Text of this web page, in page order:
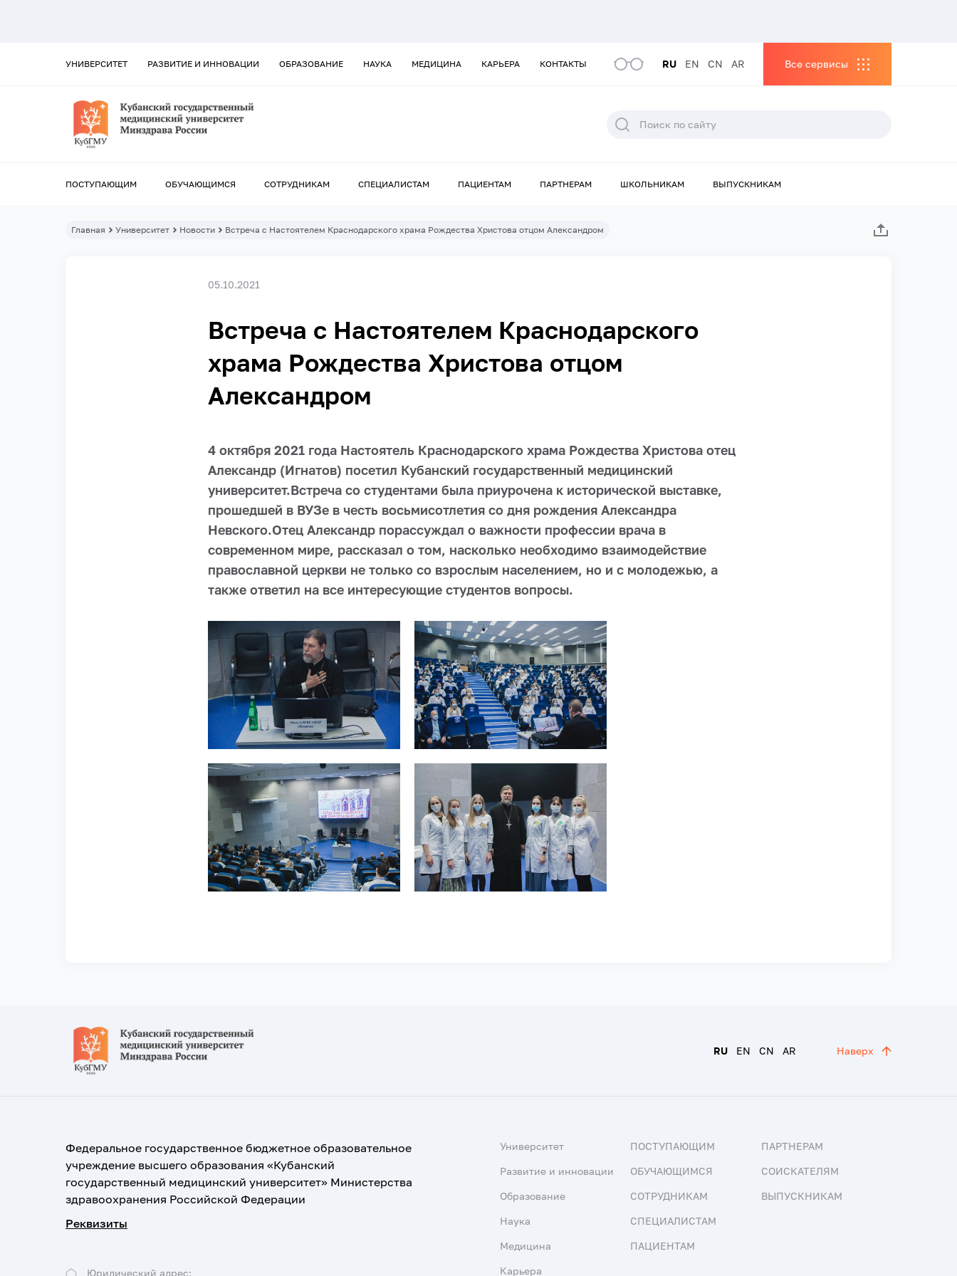
УНИВЕРСИТЕТ РАЗВИТИЕ И ИННОВАЦИИ ОБРАЗОВАНИЕ НАУКА МЕДИЦИНА КАРЬЕРА КОНТАКТЫ RU EN CN AR Все сервисы
ПОСТУПАЮЩИМ ОБУЧАЮЩИМСЯ СОТРУДНИКАМ СПЕЦИАЛИСТАМ ПАЦИЕНТАМ ПАРТНЕРАМ ШКОЛЬНИКАМ ВЫПУСКНИКАМ
Главная Университет Новости Встреча с Настоятелем Краснодарского храма Рождества Христова отцом Александром
05.10.2021
Встреча с Настоятелем Краснодарского
храма Рождества Христова отцом
Александром
4 октября 2021 года Настоятель Краснодарского храма Рождества Христова отец
Александр (Игнатов) посетил Кубанский государственный медицинский
университет.Встреча со студентами была приурочена к исторической выставке,
прошедшей в ВУЗе в честь восьмисотлетия со дня рождения Александра
Невского.Отец Александр порассуждал о важности профессии врача в
современном мире, рассказал о том, насколько необходимо взаимодействие
православной церкви не только со взрослым населением, но и с молодежью, а
также ответил на все интересующие студентов вопросы.
RU EN CN AR Наверх
Федеральное государственное бюджетное образовательное
учреждение высшего образования «Кубанский
государственный медицинский университет» Министерства
здравоохранения Российской Федерации
Реквизиты
Юридический адрес:
Университет
Развитие и инновации
Образование
Наука
Медицина
Карьера
ПОСТУПАЮЩИМ
ОБУЧАЮЩИМСЯ
СОТРУДНИКАМ
СПЕЦИАЛИСТАМ
ПАЦИЕНТАМ
ПАРТНЕРАМ
СОИСКАТЕЛЯМ
ВЫПУСКНИКАМ